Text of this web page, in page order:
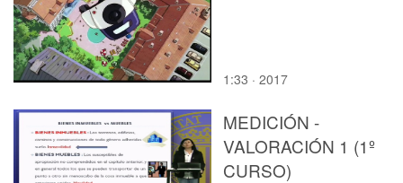
1:33 · 2017
MEDICIÓN -
VALORACIÓN 1 (1º
CURSO)